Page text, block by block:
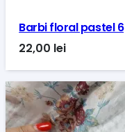
Barbi floral pastel 6
22,00 lei